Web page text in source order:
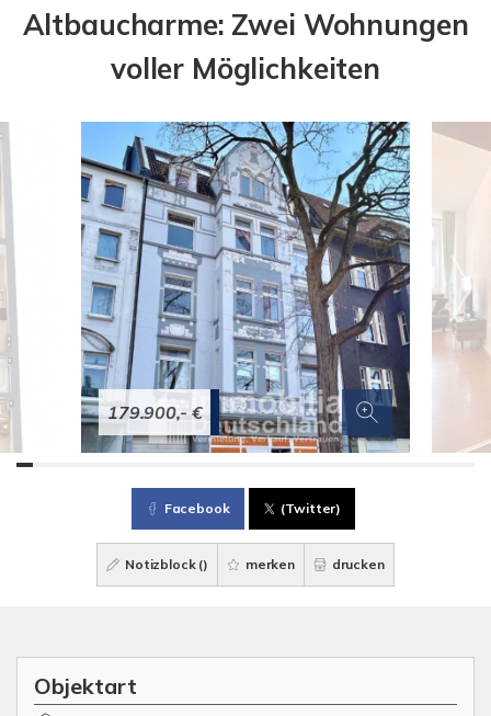
Altbaucharme: Zwei Wohnungen
voller Möglichkeiten
179.900,- €
Facebook (Twitter)
Notizblock () merken drucken
Objektart